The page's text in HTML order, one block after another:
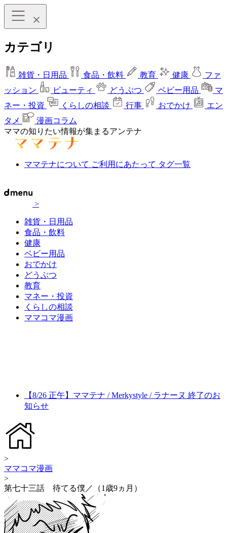
カテゴリ
雑貨・日用品 食品・飲料 教育 健康
ファ
ッション
ビューティ どうぶつ ベビー用品
マ
ネー・投資
くらしの相談 行事 おでかけ
エン
タメ
漫画コラム
ママの知りたい情報が集まるアンテナ
ママテナについて ご利用にあたって タグ一覧
>
雑貨・日用品
食品・飲料
健康
ベビー用品
おでかけ
どうぶつ
教育
マネー・投資
くらしの相談
ママコマ漫画
【8/26 正午】ママテナ / Merkystyle / ラナーヌ 終了のお
知らせ
>
ママコマ漫画
>
第七十三話 待てる僕／（1歳9ヵ月）